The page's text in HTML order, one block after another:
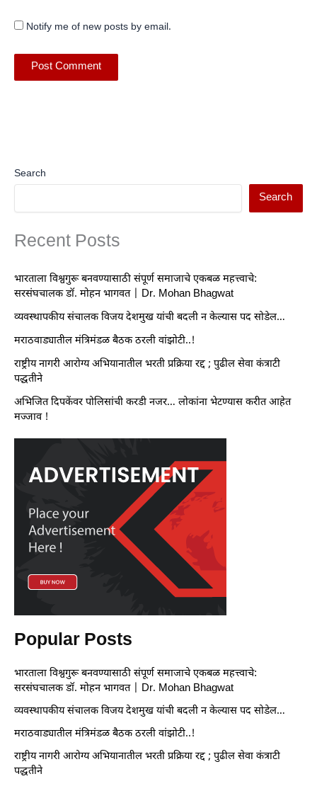
Notify me of new posts by email.
Search
Search
Recent Posts
भारताला विश्वगुरू बनवण्यासाठी संपूर्ण समाजाचे एकबळ महत्त्वाचे:
सरसंघचालक डॉ. मोहन भागवत | Dr. Mohan Bhagwat
व्यवस्थापकीय संचालक विजय देशमुख यांची बदली न केल्यास पद सोडेल…
मराठवाड्यातील मंत्रिमंडळ बैठक ठरली वांझोटी..!
राष्ट्रीय नागरी आरोग्य अभियानातील भरती प्रक्रिया रद्द ; पुढील सेवा कंत्राटी
पद्धतीने
अभिजित दिपकेंवर पोलिसांची करडी नजर… लोकांना भेटण्यास करीत आहेत
मज्जाव !
Popular Posts
भारताला विश्वगुरू बनवण्यासाठी संपूर्ण समाजाचे एकबळ महत्त्वाचे:
सरसंघचालक डॉ. मोहन भागवत | Dr. Mohan Bhagwat
व्यवस्थापकीय संचालक विजय देशमुख यांची बदली न केल्यास पद सोडेल…
मराठवाड्यातील मंत्रिमंडळ बैठक ठरली वांझोटी..!
राष्ट्रीय नागरी आरोग्य अभियानातील भरती प्रक्रिया रद्द ; पुढील सेवा कंत्राटी
पद्धतीने